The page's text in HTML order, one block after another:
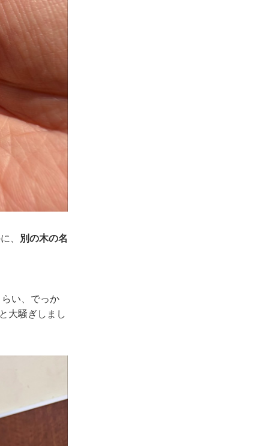
、
別の木の名
い、でっか
大騒ぎしまし